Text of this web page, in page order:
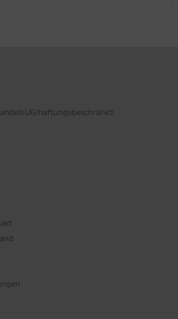
UG (haftungsbeschränkt)